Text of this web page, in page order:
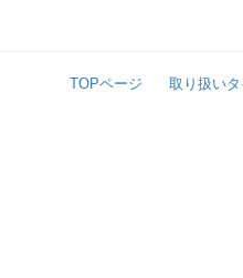
TOPページ 取り扱い